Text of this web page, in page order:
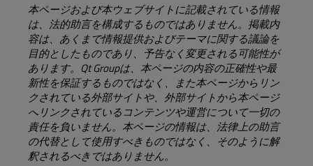
本ページおよび本ウェブサイトに記載されている情報
は、法的助言を構成するものではありません。掲載内
容は、あくまで情報提供およびテーマに関する議論を
目的としたものであり、予告なく変更される可能性が
あります。Qt Groupは、本ページの内容の正確性や最
新性を保証するものではなく、また本ページからリン
クされている外部サイトや、外部サイトから本ページ
へリンクされているコンテンツや運営について一切の
責任を負いません。本ページの情報は、法律上の助言
の代替として使用すべきものではなく、そのように解
釈されるべきではありません。